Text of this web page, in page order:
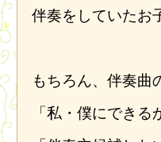
伴奏をしていたお
もちろん、伴奏曲
「私・僕にでき